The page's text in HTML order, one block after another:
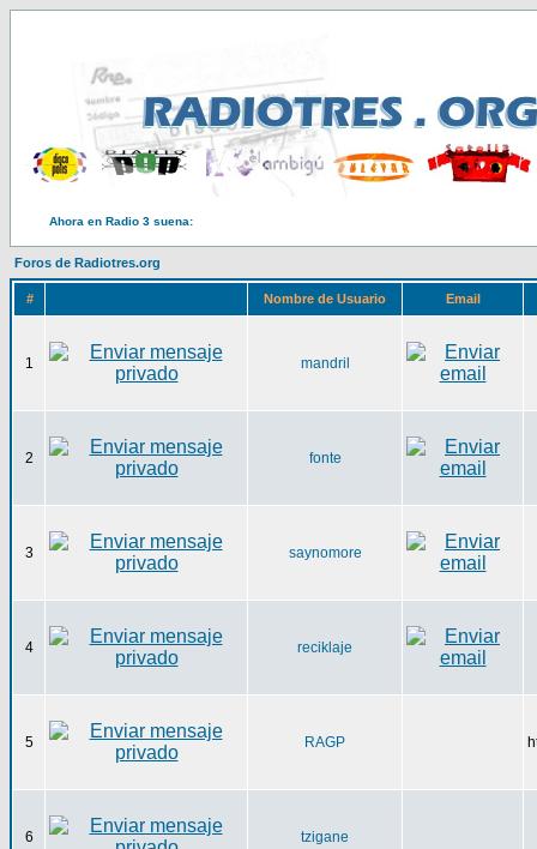
Ahora en Radio 3 suena:
Foros de Radiotres.org
# Nombre de Usuario Email
1 mandril
2 fonte
3 saynomore
4 reciklaje
5 RAGP
6 tzigane